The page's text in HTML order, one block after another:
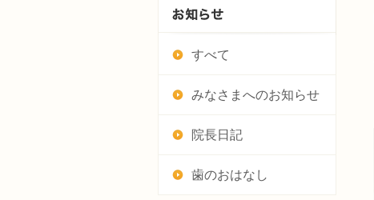
すべて
みなさまへのお知らせ
院長日記
歯のおはなし